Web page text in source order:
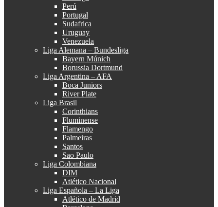
Perú
Portugal
Sudafrica
Uruguay
Venezuela
Liga Alemana – Bundesliga
Bayern Múnich
Borussia Dortmund
Liga Argentina – AFA
Boca Juniors
River Plate
Liga Brasil
Corinthians
Fluminense
Flamengo
Palmeiras
Santos
Sao Paulo
Liga Colombiana
DIM
Atlético Nacional
Liga Española – La Liga
Atlético de Madrid